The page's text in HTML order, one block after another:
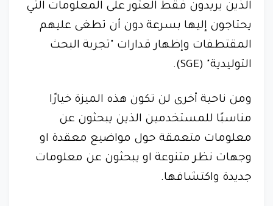
الذين يريدون فقط العثور على المعلومات التي
يحتاجون إليها بسرعة دون أن تطغى عليهم
المقتطفات وإظهار قدارات "تجربة البحث
التوليدية" (SGE).
ومن ناحية أخرى لن تكون هذه الميزة خيارًا
مناسبًا للمستخدمين الذين يبحثون عن
معلومات متعمقة حول مواضيع معقدة او
وجهات نظر متنوعة او يبحثون عن معلومات
جديدة واكتشافها.